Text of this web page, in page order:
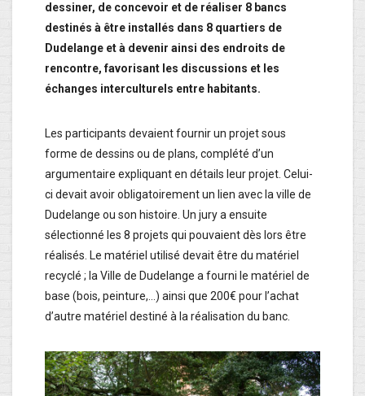
dessiner, de concevoir et de réaliser 8 bancs
destinés à être installés dans 8 quartiers de
Dudelange et à devenir ainsi des endroits de
rencontre, favorisant les discussions et les
échanges interculturels entre habitants.
Les participants devaient fournir un projet sous
forme de dessins ou de plans, complété d’un
argumentaire expliquant en détails leur projet. Celui-
ci devait avoir obligatoirement un lien avec la ville de
Dudelange ou son histoire. Un jury a ensuite
sélectionné les 8 projets qui pouvaient dès lors être
réalisés. Le matériel utilisé devait être du matériel
recyclé ; la Ville de Dudelange a fourni le matériel de
base (bois, peinture,…) ainsi que 200€ pour l’achat
d’autre matériel destiné à la réalisation du banc.